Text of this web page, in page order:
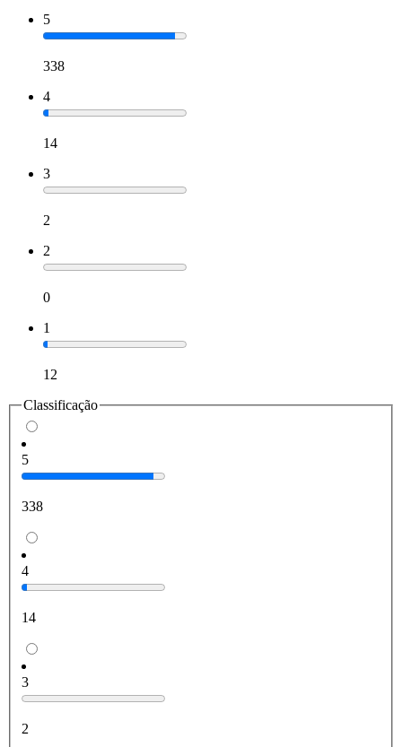
5
338
4
14
3
2
2
0
1
12
Classificação
5
338
4
14
3
2